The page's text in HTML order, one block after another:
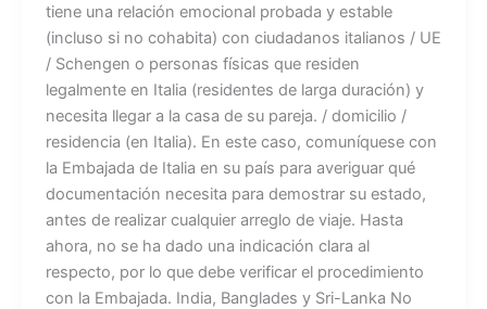
tiene una relación emocional probada y estable
(incluso si no cohabita) con ciudadanos italianos / UE
/ Schengen o personas físicas que residen
legalmente en Italia (residentes de larga duración) y
necesita llegar a la casa de su pareja. / domicilio /
residencia (en Italia). En este caso, comuníquese con
la Embajada de Italia en su país para averiguar qué
documentación necesita para demostrar su estado,
antes de realizar cualquier arreglo de viaje. Hasta
ahora, no se ha dado una indicación clara al
respecto, por lo que debe verificar el procedimiento
con la Embajada. India, Banglades y Sri-Lanka No